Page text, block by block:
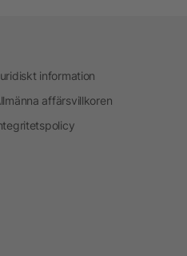
information
affärsvillkoren